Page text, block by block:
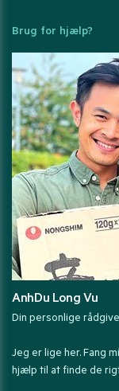
Brug for hjælp?
AnhDu Long Vu
Din personlige
Jeg er lige her. Fang
hjælp til at finde de